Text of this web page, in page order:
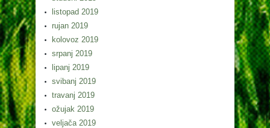
listopad 2019
rujan 2019
kolovoz 2019
srpanj 2019
lipanj 2019
svibanj 2019
travanj 2019
ožujak 2019
veljača 2019